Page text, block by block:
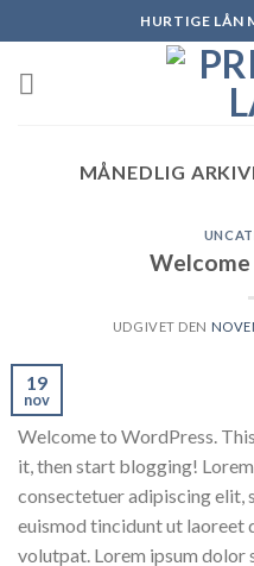
to
content
HURTIGE LÅN
MÅNEDLIG
UDGIVET DEN
19
nov
Welcome to WordPress.
it, then start blogging!
consectetuer adipiscing elit,
euismod tincidunt ut laoreet
volutpat. Lorem ipsum dolor